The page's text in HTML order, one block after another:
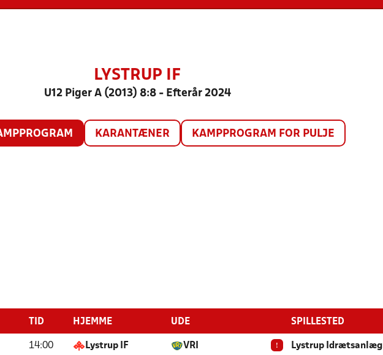
LYSTRUP IF
U12 Piger A (2013) 8:8 - Efterår 2024
KARANTÆNER KAMPPROGRAM FOR PULJE
TID HJEMME UDE SPILLESTED
14:00 Lystrup IF VRI ! Lystrup Idrætsanlæg